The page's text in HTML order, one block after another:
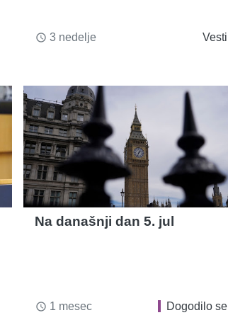
access_time 3 nedelje Vesti
Na današnji dan 5. jul
access_time 1 mesec Dogodilo se